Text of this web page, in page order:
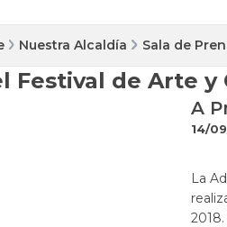
Nuestra Alcaldía Sala de
Festival de Arte y
A
14/
La